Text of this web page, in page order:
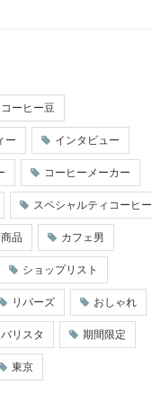
コーヒー豆
ー インタビュー
コーヒーメーカー
スペシャルティコーヒー
品 カフェ男
ショップリスト
リバーズ おしゃれ
バリスタ 期間限定
東京